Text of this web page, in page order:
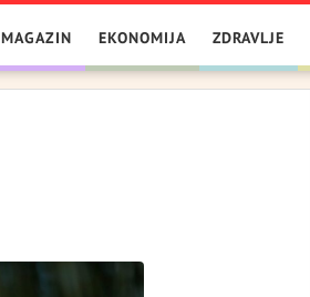
MAGAZIN EKONOMIJA ZDRAVLJE